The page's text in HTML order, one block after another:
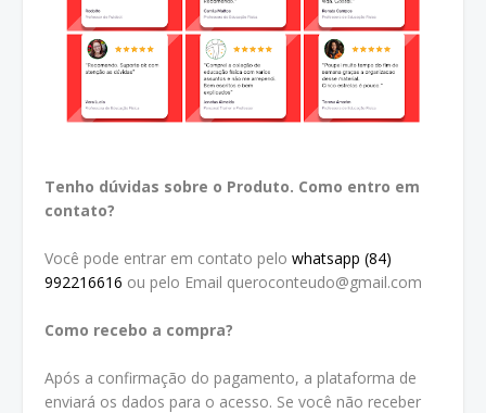
Tenho dúvidas sobre o Produto. Como entro em
contato?
Você pode entrar em contato pelo whatsapp (84)
992216616 ou pelo Email queroconteudo@gmail.com
Como recebo a compra?
Após a confirmação do pagamento, a plataforma de
enviará os dados para o acesso. Se você não receber